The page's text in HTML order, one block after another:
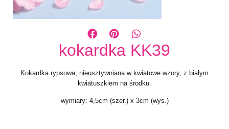
kokardka KK39
Kokardka rypsowa, nieusztywniana w kwiatowe wzory, z białym
kwiatuszkiem na środku.
wymiary: 4,5cm (szer.) x 3cm (wys.)